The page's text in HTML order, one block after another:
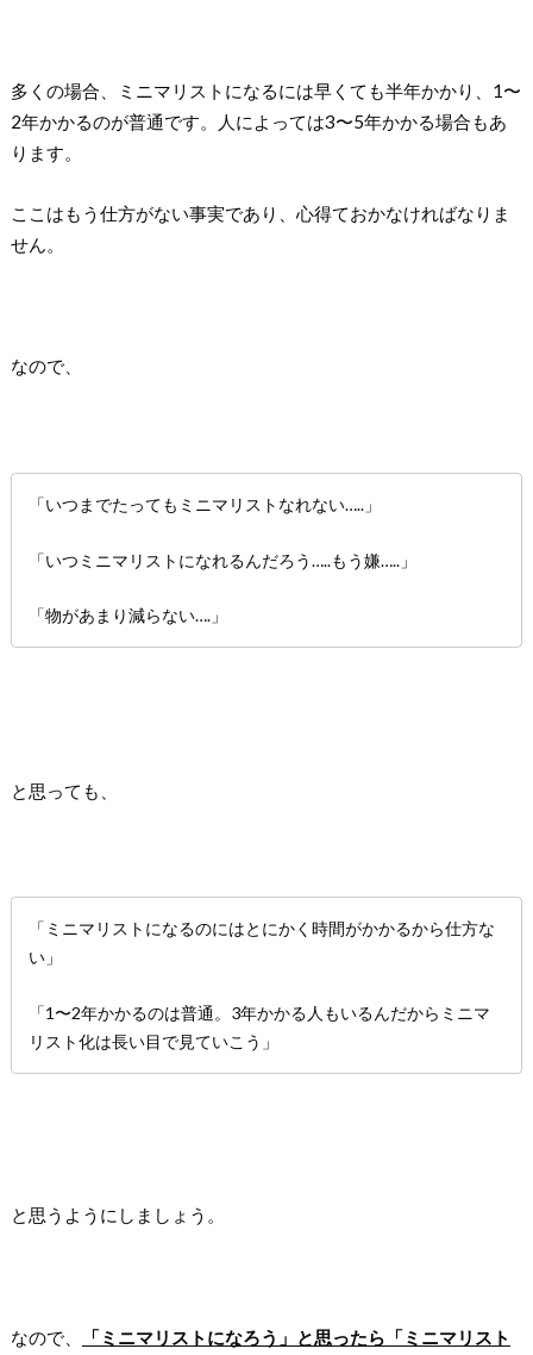
多くの場合、ミニマリストになるには早くても半年かかり、1〜
2年かかるのが普通です。人によっては3〜5年かかる場合もあ
ります。
ここはもう仕方がない事実であり、心得ておかなければなりま
せん。
なので、
「いつまでたってもミニマリストなれない…..」
「いつミニマリストになれるんだろう…..もう嫌…..」
「物があまり減らない….」
と思っても、
「ミニマリストになるのにはとにかく時間がかかるから仕方な
い」
「1〜2年かかるのは普通。3年かかる人もいるんだからミニマ
リスト化は長い目で見ていこう」
と思うようにしましょう。
なので、
「ミニマリストになろう」と思ったら「ミニマリスト